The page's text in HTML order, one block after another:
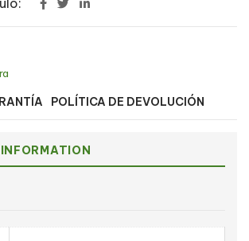
POLÍTICA DE DEVOLUCIÓN